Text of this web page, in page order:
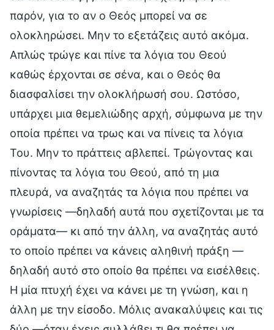
παρόν, για το αν ο Θεός μπορεί να σε
ολοκληρώσει. Μην το εξετάζεις αυτό ακόμα.
Απλώς τρώγε και πίνε τα λόγια του Θεού
καθώς έρχονται σε σένα, και ο Θεός θα
διασφαλίσει την ολοκλήρωσή σου. Ωστόσο,
υπάρχει μια θεμελιώδης αρχή, σύμφωνα με την
οποία πρέπει να τρως και να πίνεις τα λόγια
Του. Μην το πράττεις αβλεπεί. Τρώγοντας και
πίνοντας τα λόγια του Θεού, από τη μια
πλευρά, να αναζητάς τα λόγια που πρέπει να
γνωρίσεις —δηλαδή αυτά που σχετίζονται με τα
οράματα— κι από την άλλη, να αναζητάς αυτό
το οποίο πρέπει να κάνεις αληθινή πράξη —
δηλαδή αυτό στο οποίο θα πρέπει να εισέλθεις.
Η μία πτυχή έχει να κάνει με τη γνώση, και η
άλλη με την είσοδο. Μόλις ανακαλύψεις και τις